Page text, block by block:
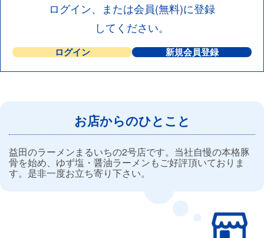
ログイン、または会員(無料)に登録
してください。
ログイン 新規会員登録
お店からのひとこと
益田のラーメンまるいちの2号店です。当社自慢の本格豚
骨を始め、ゆず塩・醤油ラーメンもご好評頂いておりま
す。是非一度お立ち寄り下さい。